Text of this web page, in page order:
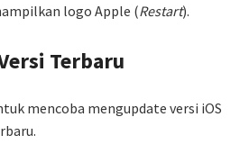
logo Apple (Restart).
Terbaru
mencoba mengupdate versi iOS